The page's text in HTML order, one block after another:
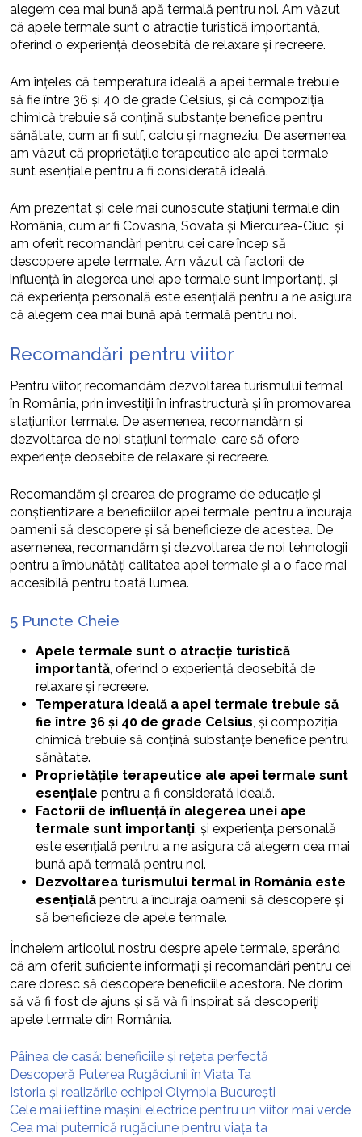
alegem cea mai bună apă termală pentru noi. Am văzut
că apele termale sunt o atracție turistică importantă,
oferind o experiență deosebită de relaxare și recreere.
Am înțeles că temperatura ideală a apei termale trebuie
să fie între 36 și 40 de grade Celsius, și că compoziția
chimică trebuie să conțină substanțe benefice pentru
sănătate, cum ar fi sulf, calciu și magneziu. De asemenea,
am văzut că proprietățile terapeutice ale apei termale
sunt esențiale pentru a fi considerată ideală.
Am prezentat și cele mai cunoscute stațiuni termale din
România, cum ar fi Covasna, Sovata și Miercurea-Ciuc, și
am oferit recomandări pentru cei care încep să
descopere apele termale. Am văzut că factorii de
influență în alegerea unei ape termale sunt importanți, și
că experiența personală este esențială pentru a ne asigura
că alegem cea mai bună apă termală pentru noi.
Recomandări pentru viitor
Pentru viitor, recomandăm dezvoltarea turismului termal
în România, prin investiții în infrastructură și în promovarea
stațiunilor termale. De asemenea, recomandăm și
dezvoltarea de noi stațiuni termale, care să ofere
experiențe deosebite de relaxare și recreere.
Recomandăm și crearea de programe de educație și
conștientizare a beneficiilor apei termale, pentru a încuraja
oamenii să descopere și să beneficieze de acestea. De
asemenea, recomandăm și dezvoltarea de noi tehnologii
pentru a îmbunătăți calitatea apei termale și a o face mai
accesibilă pentru toată lumea.
5 Puncte Cheie
Apele termale sunt o atracție turistică
importantă , oferind o experiență deosebită de
relaxare și recreere.
Temperatura ideală a apei termale trebuie să
fie între 36 și 40 de grade Celsius , și compoziția
chimică trebuie să conțină substanțe benefice pentru
sănătate.
Proprietățile terapeutice ale apei termale sunt
esențiale pentru a fi considerată ideală.
Factorii de influență în alegerea unei ape
termale sunt importanți , și experiența personală
este esențială pentru a ne asigura că alegem cea mai
bună apă termală pentru noi.
Dezvoltarea turismului termal în România este
esențială pentru a încuraja oamenii să descopere și
să beneficieze de apele termale.
Încheiem articolul nostru despre apele termale, sperând
că am oferit suficiente informații și recomandări pentru cei
care doresc să descopere beneficiile acestora. Ne dorim
să vă fi fost de ajuns și să vă fi inspirat să descoperiți
apele termale din România.
Pâinea de casă: beneficiile și rețeta perfectă
Descoperă Puterea Rugăciunii în Viața Ta
Istoria și realizările echipei Olympia București
Cele mai ieftine mașini electrice pentru un viitor mai verde
Cea mai puternică rugăciune pentru viața ta